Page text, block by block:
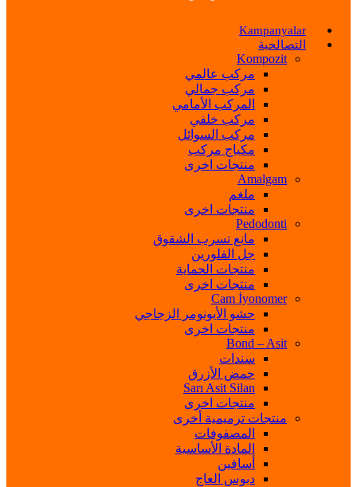
Kampanyalar
التصالحية
Kompozit
مركب عالمي
مركب جمالي
المركب الأمامي
مركب خلفي
مركب السوائل
مكياج مركب
منتجات اخرى
Amalgam
ملغم
منتجات اخرى
Pedodonti
مانع تسرب الشقوق
جل الفلورين
منتجات الحماية
منتجات اخرى
Cam İyonomer
حشو الأيونومر الزجاجي
منتجات اخرى
Bond – Asit
سندات
حمض الأزرق
Sarı Asit Silan
منتجات اخرى
منتجات ترميمية أخرى
المصفوفات
المادة الأساسية
أسافين
دبوس العاج